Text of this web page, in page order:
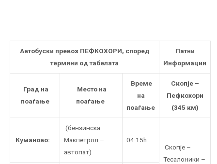
Автобуски превоз ПЕФКОХОРИ, според
термини од табелата
Патни
Информации
Град на
поаѓање
Mесто на
поаѓање
Време
на
поаѓање
Скопје –
Пефкохори
(345 км)
Куманово:
(бензинска
Макпетрол –
автопат)
04:15h
Скопје –
Тесалоники –